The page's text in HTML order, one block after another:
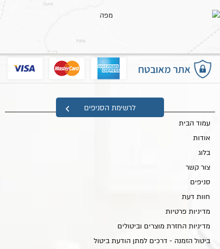
לרשימת הסניפים
מפת אתר
עמוד הבית
אודות
בלוג
צור קשר
סניפים
חוות דעת
מדיניות פרטיות
מדיניות החזרת מוצרים וביטולים
ביטול הזמנה - דרכים למתן הודעת ביטול